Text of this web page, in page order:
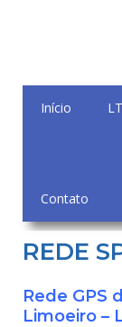
Início
Contato
REDE
Rede GPS
Limoeiro –